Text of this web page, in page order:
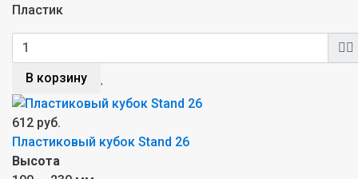
Пластик
В корзину
612 руб.
Пластиковый кубок Stand 26
Высота